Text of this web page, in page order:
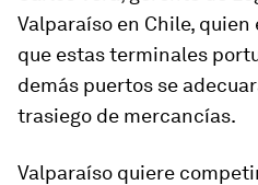
Valparaíso en Chile,
que estas terminales
demás puertos se
trasiego de mercancías.
Valparaíso quiere